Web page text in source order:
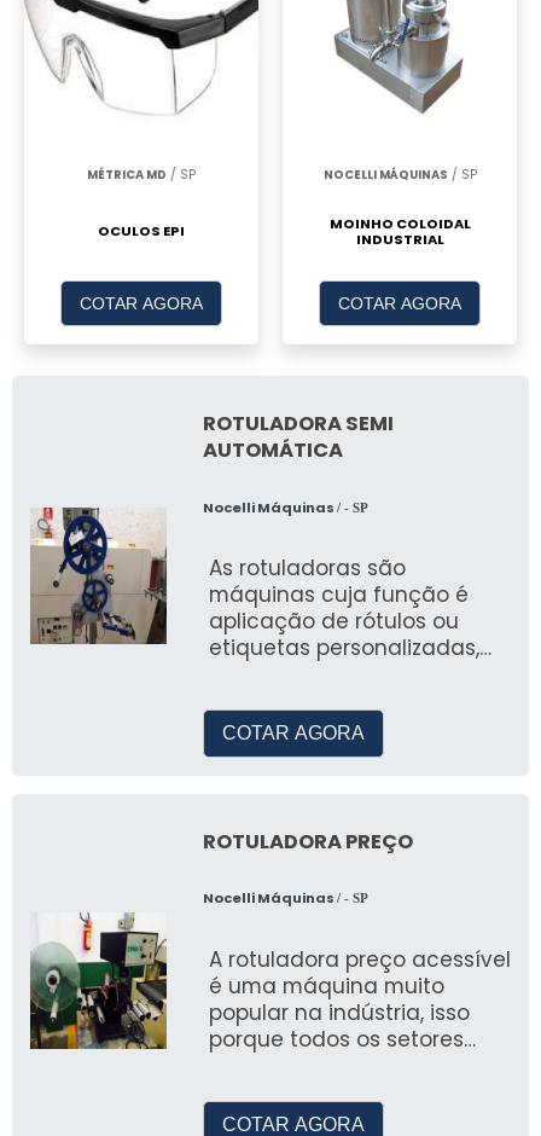
MÉTRICA MD / SP
OCULOS EPI
COTAR AGORA
NOCELLI MÁQUINAS / SP
MOINHO COLOIDAL
INDUSTRIAL
COTAR AGORA
ROTULADORA SEMI
AUTOMÁTICA
Nocelli Máquinas / - SP
As rotuladoras são
máquinas cuja função é
aplicação de rótulos ou
etiquetas personalizadas,
COTAR AGORA
ROTULADORA PREÇO
Nocelli Máquinas / - SP
A rotuladora preço acessível
é uma máquina muito
popular na indústria, isso
porque todos os setores
COTAR AGORA